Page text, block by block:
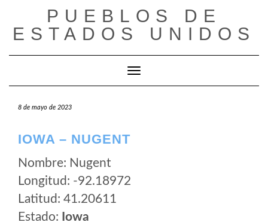
contenido
PUEBLOS DE
ESTADOS UNIDOS
Cambiar modo de navegación
8 de mayo de 2023
IOWA – NUGENT
Nombre: Nugent
Longitud: -92.18972
Latitud: 41.20611
Estado: Iowa